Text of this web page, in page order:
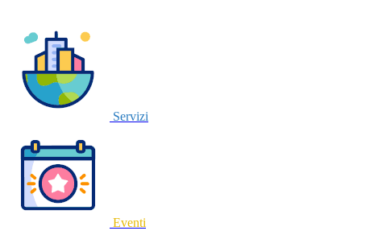
Servizi
Eventi